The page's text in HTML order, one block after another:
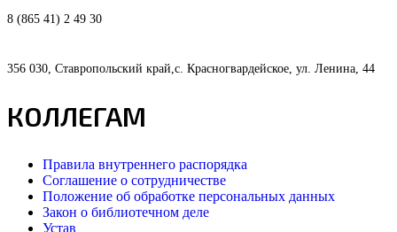
8 (865 41) 2 49 30
356 030, Ставропольский край,с. Красногвардейское, ул. Ленина, 44
КОЛЛЕГАМ
Правила внутреннего распорядка
Соглашение о сотрудничестве
Положение об обработке персональных данных
Закон о библиотечном деле
Устав